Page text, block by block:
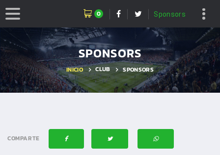
0 Sponsors
SPONSORS
INICIO CLUB SPONSORS
COMPARTE